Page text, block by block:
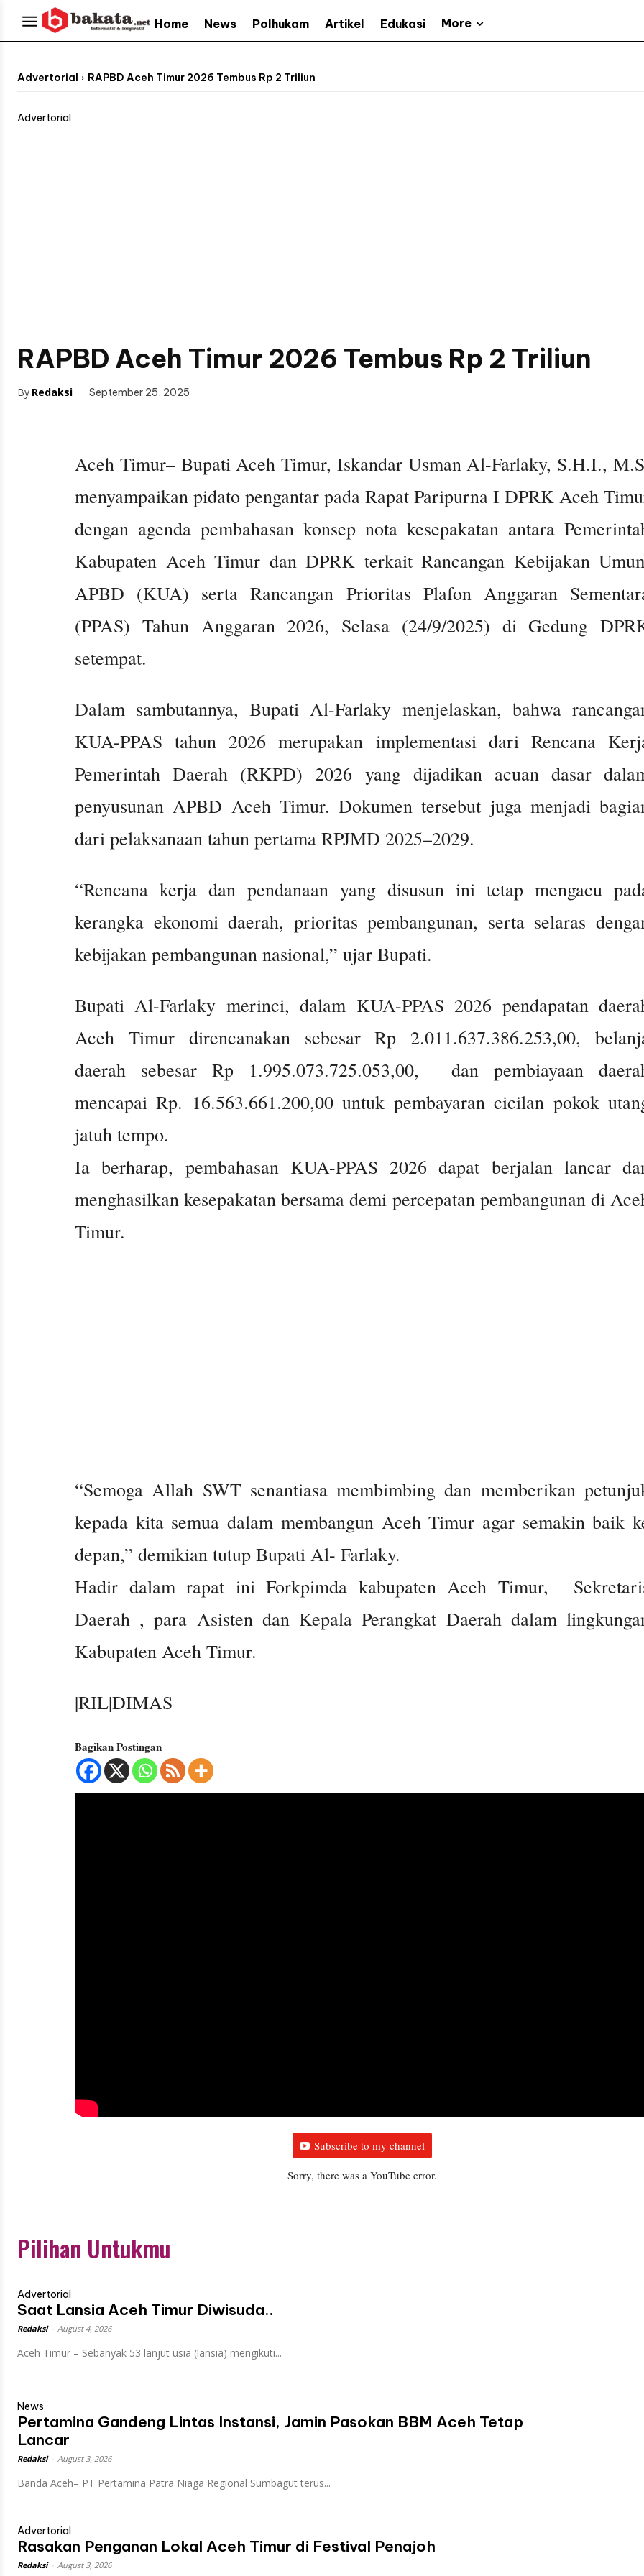
Home News Polhukam Artikel Edukasi More
Advertorial RAPBD Aceh Timur 2026 Tembus Rp 2 Triliun
Advertorial
RAPBD Aceh Timur 2026 Tembus Rp 2 Triliun
By Redaksi September 25, 2025
Aceh Timur– Bupati Aceh Timur, Iskandar Usman Al-Farlaky, S.H.I.,
menyampaikan pidato pengantar pada Rapat Paripurna I DPRK Aceh
dengan agenda pembahasan konsep nota kesepakatan antara
Kabupaten Aceh Timur dan DPRK terkait Rancangan Kebijakan
APBD (KUA) serta Rancangan Prioritas Plafon Anggaran
(PPAS) Tahun Anggaran 2026, Selasa (24/9/2025) di Gedung
setempat.
Dalam sambutannya, Bupati Al-Farlaky menjelaskan, bahwa
KUA-PPAS tahun 2026 merupakan implementasi dari Rencana
Pemerintah Daerah (RKPD) 2026 yang dijadikan acuan dasar
penyusunan APBD Aceh Timur. Dokumen tersebut juga menjadi
dari pelaksanaan tahun pertama RPJMD 2025–2029.
“Rencana kerja dan pendanaan yang disusun ini tetap mengacu
kerangka ekonomi daerah, prioritas pembangunan, serta selaras
kebijakan pembangunan nasional,” ujar Bupati.
Bupati Al-Farlaky merinci, dalam KUA-PPAS 2026 pendapatan
Aceh Timur direncanakan sebesar Rp 2.011.637.386.253,00,
daerah sebesar Rp 1.995.073.725.053,00, dan pembiayaan
mencapai Rp. 16.563.661.200,00 untuk pembayaran cicilan pokok
jatuh tempo.
Ia berharap, pembahasan KUA-PPAS 2026 dapat berjalan lancar
menghasilkan kesepakatan bersama demi percepatan pembangunan di
Timur.
“Semoga Allah SWT senantiasa membimbing dan memberikan
kepada kita semua dalam membangun Aceh Timur agar semakin baik
depan,” demikian tutup Bupati Al- Farlaky.
Hadir dalam rapat ini Forkpimda kabupaten Aceh Timur,
Daerah , para Asisten dan Kepala Perangkat Daerah dalam
Kabupaten Aceh Timur.
|RIL|DIMAS
Bagikan Postingan
Subscribe to my channel
Sorry, there was a YouTube error.
Pilihan Untukmu
Advertorial
Saat Lansia Aceh Timur Diwisuda..
Redaksi August 4, 2026
Aceh Timur – Sebanyak 53 lanjut usia (lansia) mengikuti...
News
Pertamina Gandeng Lintas Instansi, Jamin Pasokan BBM Aceh Tetap
Lancar
Redaksi August 3, 2026
Banda Aceh– PT Pertamina Patra Niaga Regional Sumbagut terus...
Advertorial
Rasakan Penganan Lokal Aceh Timur di Festival Penajoh
Redaksi August 3, 2026